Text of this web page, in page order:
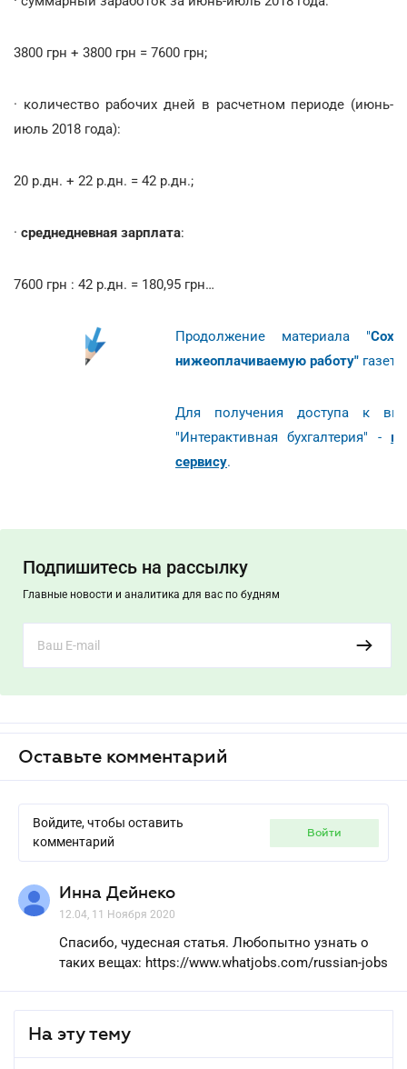
3800 грн + 3800 грн = 7600 грн;
· количество рабочих дней в расчетном периоде (июнь-
июль 2018 года):
20 р.дн. + 22 р.дн. = 42 р.дн.;
· среднедневная зарплата:
7600 грн : 42 р.дн. = 180,95 грн…
Продолжение материала "
нижеоплачиваемую работу"
Для получения доступа к
"Интерактивная бухгалтерия" -
сервису.
Подпишитесь на рассылку
Главные новости и аналитика для вас по будням
Оставьте комментарий
Войдите, чтобы оставить
комментарий
войти
Инна Дейнеко
12.04, 11 Ноября 2020
Спасибо, чудесная статья. Любопытно узнать о
таких вещах: https://www.whatjobs.com/russian-jobs
На эту тему